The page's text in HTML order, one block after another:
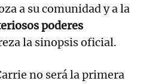
a su comunidad y a la
poderes
la sinopsis oficial.
no será la primera